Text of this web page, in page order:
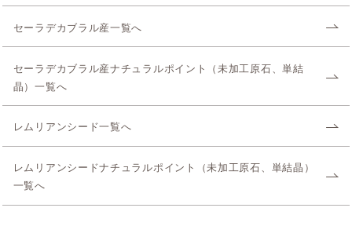
セーラデカブラル産一覧へ
セーラデカブラル産ナチュラルポイント（未加工原石、単結
晶）一覧へ
レムリアンシード一覧へ
レムリアンシードナチュラルポイント（未加工原石、単結晶）
一覧へ